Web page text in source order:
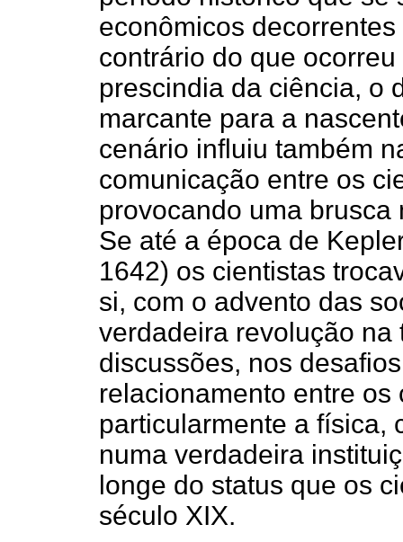
econômicos
contrário do que
prescindia da ciência, o
marcante para a
cenário influiu também
comunicação entre os
provocando uma
Se até a época de
1642) os cientistas
si, com o advento das
verdadeira revolução
discussões, nos
relacionamento entre os
particularmente a física,
numa verdadeira
longe do status que os
século XIX.